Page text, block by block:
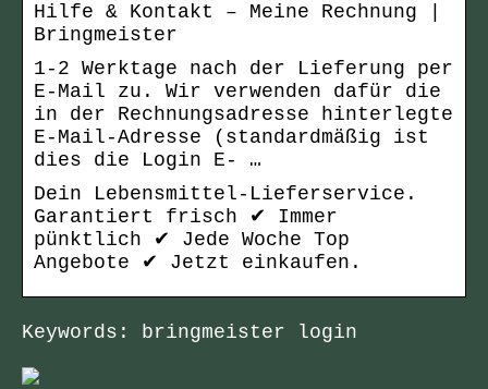
Hilfe & Kontakt – Meine Rechnung |
Bringmeister
1-2 Werktage nach der Lieferung per
E-Mail zu. Wir verwenden dafür die
in der Rechnungsadresse hinterlegte
E-Mail-Adresse (standardmäßig ist
dies die Login E- …
Dein Lebensmittel-Lieferservice.
Garantiert frisch ✔ Immer
pünktlich ✔ Jede Woche Top
Angebote ✔ Jetzt einkaufen.
Keywords: bringmeister login